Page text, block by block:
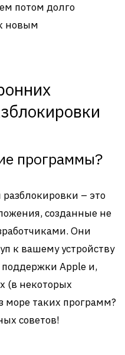
потом долго
новым
программы?
– это
созданные не
Они
к вашему устройству
Apple и,
(в некоторых
море таких программ?
советов!